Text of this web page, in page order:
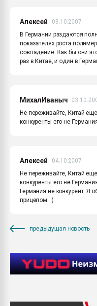
Алексей
03.10.2007
В Германии раздаются
показателях роста
совпадение. Как бы они
раз в Китае, и один в
МихалИваныч
Не переживайте, Китай
конкуренты его не
Алексей
04.10.2007
Не переживайте, Китай
конкуренты его не
Германия не конкурент. Я
прицепом. :)
предыдущая новость